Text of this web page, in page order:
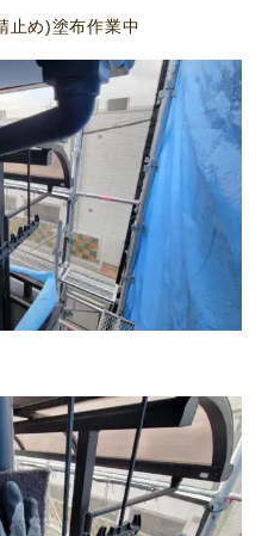
止め)塗布作業中